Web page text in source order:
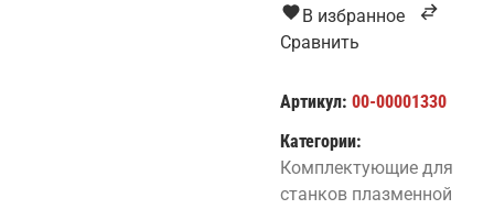
В избранное
Сравнить
Артикул: 00-00001330
Категории:
Комплектующие для
станков плазменной